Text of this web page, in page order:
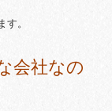
。
会社なの